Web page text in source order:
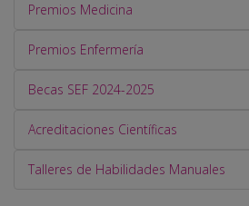
Premios Medicina
Premios Enfermería
Becas SEF 2024-2025
Acreditaciones Científicas
Talleres de Habilidades Manuales